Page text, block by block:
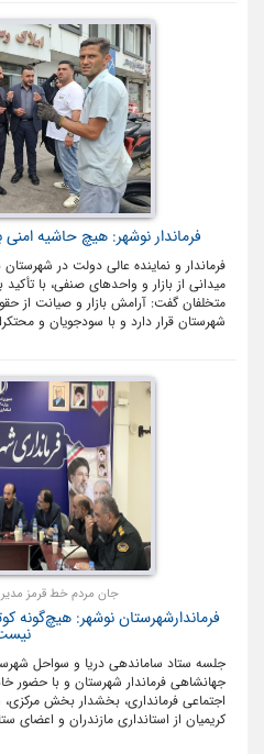
فرماندار نوشهر: هیچ حاشیه امنی
فرماندار و نماینده عالی دولت در
میدانی از بازار و واحدهای صنفی، با
متخلفان گفت: آرامش بازار و صیانت از
شهرستان قرار دارد و با سودجویان و
جان مردم خط قرمز
فرماندارشهرستان نوشهر: هیچ‌گونه
جلسه ستاد ساماندهی دریا و سواحل
جهانشاهی فرماندار شهرستان و با حضور
اجتماعی فرمانداری، بخشدار بخش
کریمیان از استانداری مازندران و اعضای